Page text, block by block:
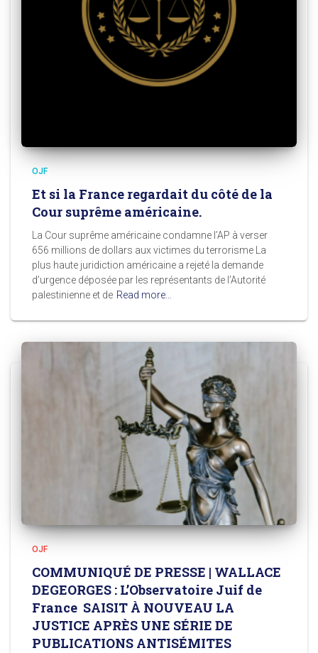
OJF
Et si la France regardait du côté de la
Cour suprême américaine.
La Cour suprême américaine condamne l’AP à verser
656 millions de dollars aux victimes du terrorisme La
plus haute juridiction américaine a rejeté la demande
d’urgence déposée par les représentants de l’Autorité
palestinienne et de Read more…
OJF
COMMUNIQUÉ DE PRESSE | WALLACE
DEGEORGES : L’Observatoire Juif de
France SAISIT À NOUVEAU LA
JUSTICE APRÈS UNE SÉRIE DE
PUBLICATIONS ANTISÉMITES